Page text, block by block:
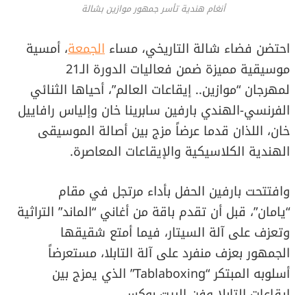
أنغام هندية تأسر جمهور موازين بشالة
احتضن فضاء شالة التاريخي، مساء الجمعة، أمسية
موسيقية مميزة ضمن فعاليات الدورة الـ21
لمهرجان “موازين.. إيقاعات العالم”، أحياها الثنائي
الفرنسي-الهندي بارفين سابرينا خان وإلياس رافاييل
خان، اللذان قدما عرضاً مزج بين أصالة الموسيقى
الهندية الكلاسيكية والإيقاعات المعاصرة.
وافتتحت بارفين الحفل بأداء مرتجل في مقام
“يامان”، قبل أن تقدم باقة من أغاني “الماند” التراثية
وتعزف على آلة السيتار، فيما أمتع شقيقها
الجمهور بعزف منفرد على آلة التابلا، مستعرضاً
أسلوبه المبتكر “Tablaboxing” الذي يمزج بين